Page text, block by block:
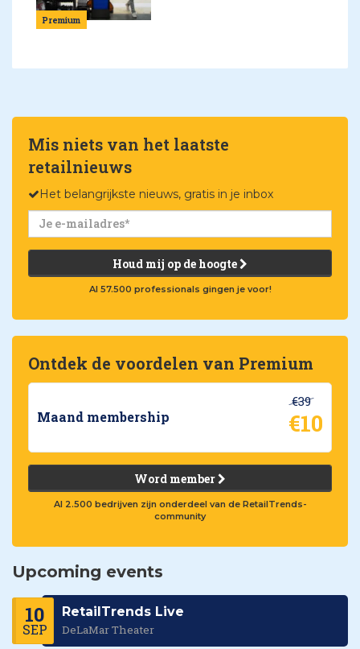
Premium
Mis niets van het laatste
retailnieuws
Het belangrijkste nieuws, gratis in je inbox
Houd mij op de hoogte
Al 57.500 professionals gingen je voor!
Ontdek de voordelen van Premium
Maand membership
€39
€10
Word member
Al 2.500 bedrijven zijn onderdeel van de RetailTrends-
community
Upcoming events
10
SEP
RetailTrends Live
DeLaMar Theater